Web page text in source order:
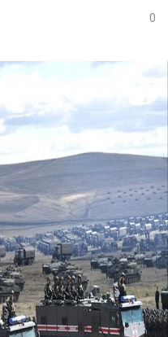
0